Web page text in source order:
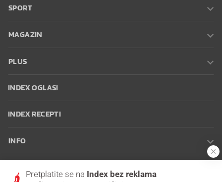
SPORT
MAGAZIN
PLUS
INDEX OGLASI
INDEX RECEPTI
INFO
korištenja
Postavke kolačića
Pretplatite se na Index bez reklama